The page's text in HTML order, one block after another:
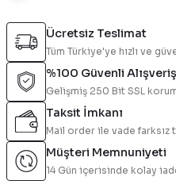
Ücretsiz Teslimat
Tüm Türkiye'ye hızlı ve
%100 Güvenli Alışveriş
Gelişmiş 250 Bit SSL
Taksit İmkanı
Mail order ile vade farksız
Müşteri Memnuniyeti
14 Gün içerisinde kolay